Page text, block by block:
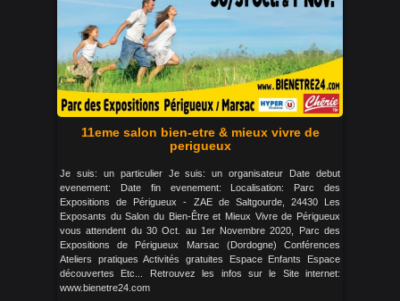
11eme salon bien-etre & mieux vivre de
perigueux
Je suis: un particulier Je suis: un organisateur Date debut
evenement: Date fin evenement: Localisation: Parc des
Expositions de Périgueux - ZAE de Saltgourde, 24430 Les
Exposants du Salon du Bien-Être et Mieux Vivre de Périgueux
vous attendent du 30 Oct. au 1er Novembre 2020, Parc des
Expositions de Périgueux Marsac (Dordogne) Conférences
Ateliers pratiques Activités gratuites Espace Enfants Espace
découvertes Etc... Retrouvez les infos sur le Site internet:
www.bienetre24.com